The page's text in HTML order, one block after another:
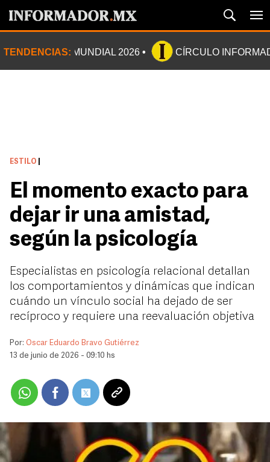
TENDENCIAS: MUNDIAL 2026 CÍRCULO
ESTILO
El momento exacto para
dejar ir una amistad,
según la psicología
Especialistas en psicología relacional detallan
los comportamientos y dinámicas que indican
cuándo un vínculo social ha dejado de ser
recíproco y requiere una reevaluación objetiva
Por: Oscar Eduardo Bravo Gutiérrez
13 de junio de 2026 - 09:10 hs